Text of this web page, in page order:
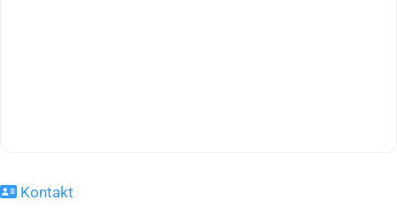
Kontakt